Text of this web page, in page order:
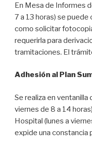
En Mesa de Informes
7 a 13 horas) se
como solicitar
requerirla para
tramitaciones. El
Adhesión al Plan
Se realiza en ventanilla
viernes de 8 a 14
Hospital (lunes a
expide una constancia